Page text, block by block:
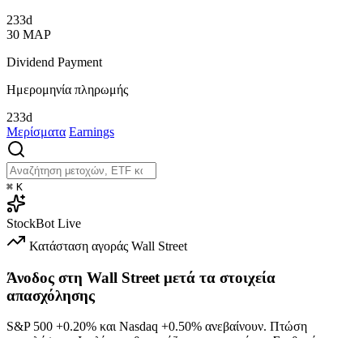
233d
30 ΜΑΡ
Dividend Payment
Ημερομηνία πληρωμής
233d
Μερίσματα Earnings
⌘ K
StockBot Live
Κατάσταση αγοράς Wall Street
Άνοδος στη Wall Street μετά τα στοιχεία
απασχόλησης
S&P 500 +0.20% και Nasdaq +0.50% ανεβαίνουν. Πτώση